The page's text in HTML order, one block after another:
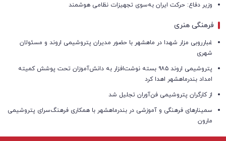
وزیر دفاع: حرکت ایران به‌سوی تجهیزات نظامی هوشمند
فرهنگی هنری
غبارروبی مزار شهدا در ماهشهر با حضور مدیران پتروشیمی اروند و مسئولان
شهری
پتروشیمی اروند ۹۸۵ بسته نوشت‌افزار به دانش‌آموزان تحت پوشش کمیته
امداد بندرماهشهر اهدا کرد
از کارگران پتروشیمی فن‌آوران تجلیل شد
سمینارهای فرهنگی و آموزشی در بندرماهشهر با همکاری فرهنگ‌سرای پتروشیمی
مارون